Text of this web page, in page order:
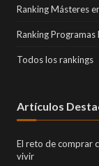
Ranking Másteres
Ranking
Todos los rankings
Artículos
El reto de comprar
vivir